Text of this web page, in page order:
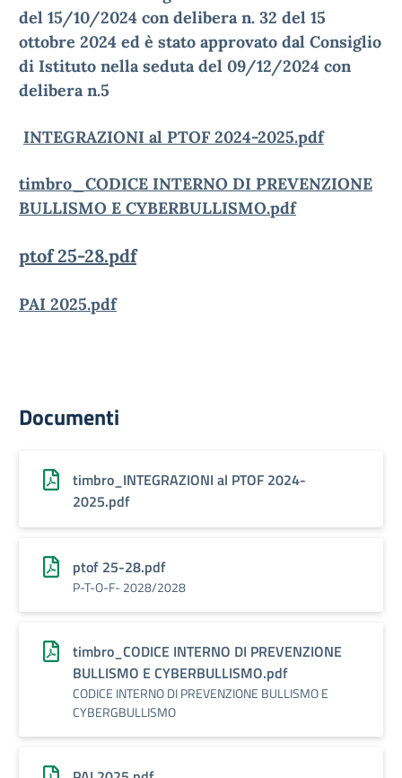
del 15/10/2024 con delibera n. 32 del 15
ottobre 2024 ed è stato approvato dal Consiglio
di Istituto nella seduta del 09/12/2024 con
delibera n.5
INTEGRAZIONI al PTOF 2024-2025.pdf
timbro_CODICE INTERNO DI PREVENZIONE
BULLISMO E CYBERBULLISMO.pdf
ptof 25-28.pdf
PAI 2025.pdf
Documenti
timbro_INTEGRAZIONI al PTOF 2024-
2025.pdf
ptof 25-28.pdf
P-T-O-F- 2028/2028
timbro_CODICE INTERNO DI PREVENZIONE
BULLISMO E CYBERBULLISMO.pdf
CODICE INTERNO DI PREVENZIONE BULLISMO E
CYBERGBULLISMO